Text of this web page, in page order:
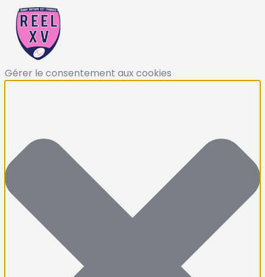
Gérer le consentement aux cookies